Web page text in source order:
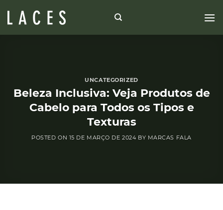
UNCATEGORIZED
Beleza Inclusiva: Veja Produtos de
Cabelo para Todos os Tipos e
Texturas
POSTED ON 15 DE MARÇO DE 2024 BY MARCAS FALA